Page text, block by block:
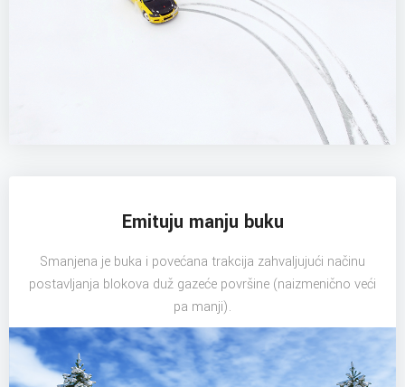
Emituju manju buku
Smanjena je buka i povećana trakcija zahvaljujući načinu
postavljanja blokova duž gazeće površine (naizmenično veći
pa manji).